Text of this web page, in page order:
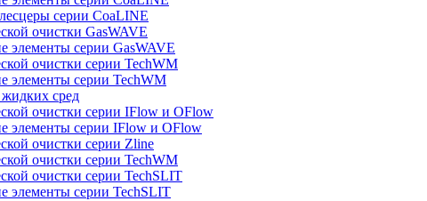
серии CoaLINE
очистки GasWAVE
элементы серии GasWAVE
очистки серии TechWM
элементы серии TechWM
сред
очистки серии IFlow и OFlow
элементы серии IFlow и OFlow
очистки серии Zline
очистки серии TechWM
очистки серии TechSLIT
элементы серии TechSLIT